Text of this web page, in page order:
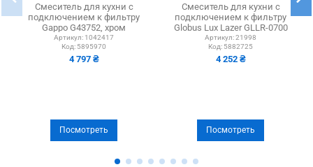
Смеситель для кухни с
подключением к фильтру
Gappo G43752, хром
Артикул: 1042417
Код: 5895970
4 797 ₴
Посмотреть
Смеситель для кухни с
подключением к фильтру
Globus Lux Lazer GLLR-0700
гофрированный...
Артикул:21998
Код: 5882725
4 252 ₴
Посмотреть